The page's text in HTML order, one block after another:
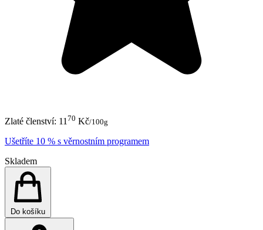
Zlaté členství: 11 70 Kč/100g
Ušetříte 10 % s věrnostním programem
Skladem
Do košíku